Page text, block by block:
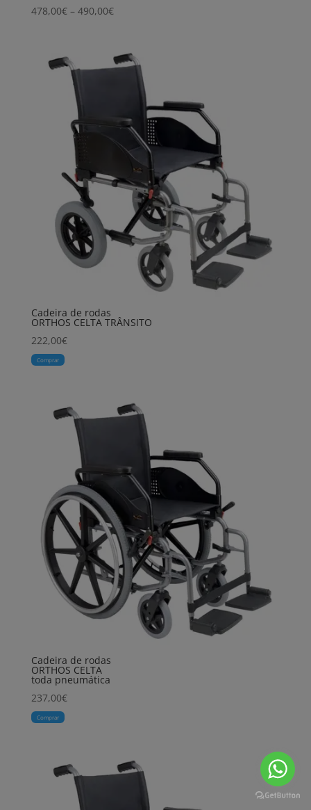
478,00€ – 490,00€Price
through
490,00€
Cadeira de rodas
ORTHOS CELTA TRÂNSITO
222,00€
Comprar
Cadeira de rodas
ORTHOS CELTA
toda pneumática
237,00€
Comprar